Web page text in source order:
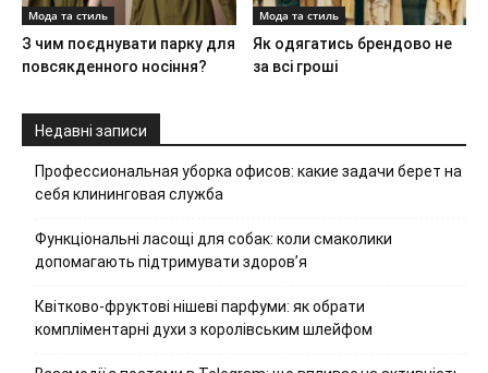
Мода та стиль
З чим поєднувати парку для
повсякденного носіння?
Мода та стиль
Як одягатись брендово не
за всі гроші
Недавні записи
Профессиональная уборка офисов: какие задачи берет на
себя клининговая служба
Функціональні ласощі для собак: коли смаколики
допомагають підтримувати здоров’я
Квітково-фруктові нішеві парфуми: як обрати
компліментарні духи з королівським шлейфом